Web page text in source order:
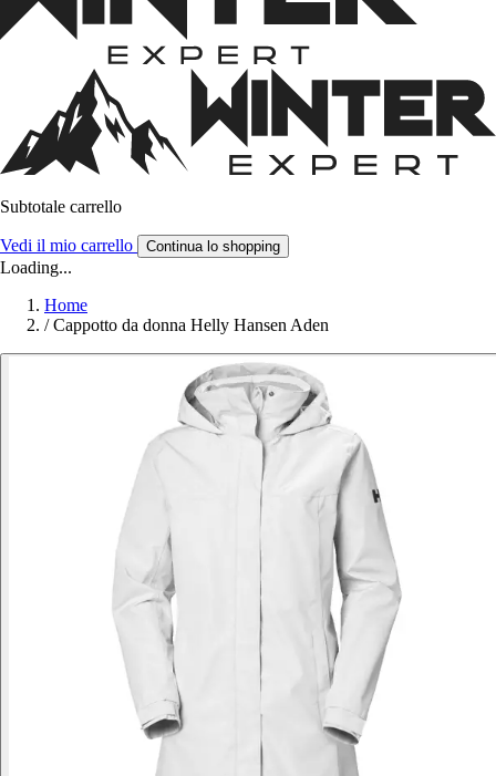
Subtotale carrello
Vedi il mio carrello Continua lo shopping
Loading...
Home
/ Cappotto da donna Helly Hansen Aden